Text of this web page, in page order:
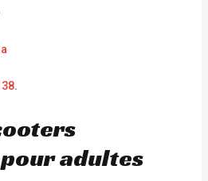
.
adultes